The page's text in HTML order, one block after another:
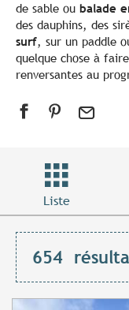
de sable ou balade
des dauphins, des
surf, sur un paddle
quelque chose à
renversantes au
Liste
654